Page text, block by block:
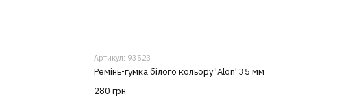
Артикул: 93523
Ремінь-гумка білого кольору 'Alon' 35 мм
280 грн